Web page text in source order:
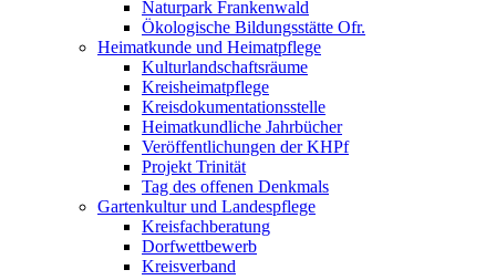
Naturpark Frankenwald
Ökologische Bildungsstätte Ofr.
Heimatkunde und Heimatpflege
Kulturlandschaftsräume
Kreisheimatpflege
Kreisdokumentationsstelle
Heimatkundliche Jahrbücher
Veröffentlichungen der KHPf
Projekt Trinität
Tag des offenen Denkmals
Gartenkultur und Landespflege
Kreisfachberatung
Dorfwettbewerb
Kreisverband